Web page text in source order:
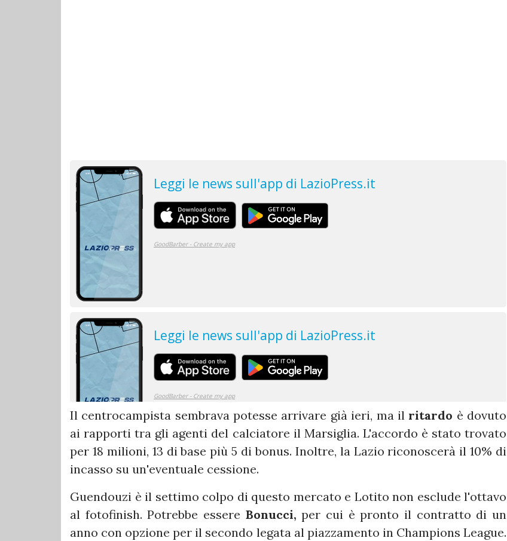
Il centrocampista sembrava potesse arrivare già ieri, ma il ritardo è dovuto
ai rapporti tra gli agenti del calciatore il Marsiglia. L'accordo è stato trovato
per 18 milioni, 13 di base più 5 di bonus. Inoltre, la Lazio riconoscerà il 10% di
incasso su un'eventuale cessione.
Guendouzi è il settimo colpo di questo mercato e Lotito non esclude l'ottavo
al fotofinish. Potrebbe essere Bonucci, per cui è pronto il contratto di un
anno con opzione per il secondo legata al piazzamento in Champions League.